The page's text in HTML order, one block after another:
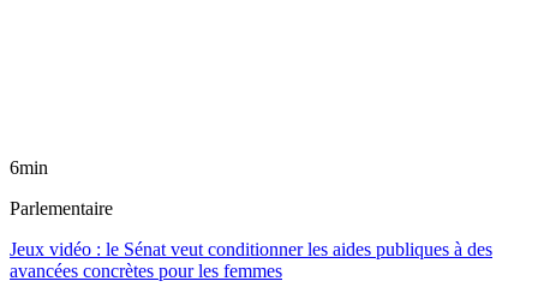
6min
Parlementaire
Jeux vidéo : le Sénat veut conditionner les aides publiques à des
avancées concrètes pour les femmes